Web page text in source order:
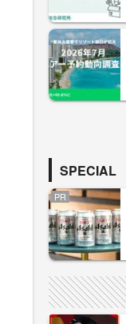
SPECIAL
PR